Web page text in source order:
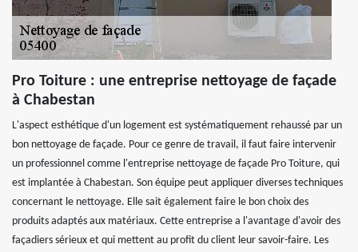
Pro Toiture : une entreprise nettoyage de façade
à Chabestan
L'aspect esthétique d'un logement est systématiquement rehaussé par un
bon nettoyage de façade. Pour ce genre de travail, il faut faire intervenir
un professionnel comme l'entreprise nettoyage de façade Pro Toiture, qui
est implantée à Chabestan. Son équipe peut appliquer diverses techniques
concernant le nettoyage. Elle sait également faire le bon choix des
produits adaptés aux matériaux. Cette entreprise a l'avantage d'avoir des
façadiers sérieux et qui mettent au profit du client leur savoir-faire. Les